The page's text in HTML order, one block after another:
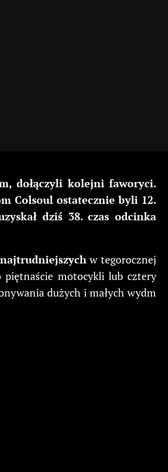
dołączyli kolejni faworyci.
Colsoul ostatecznie byli 12.
dziś 38. czas odcinka
najtrudniejszychw tegorocznej
piętnaście motocykli lub cztery
dużych i małych wydm